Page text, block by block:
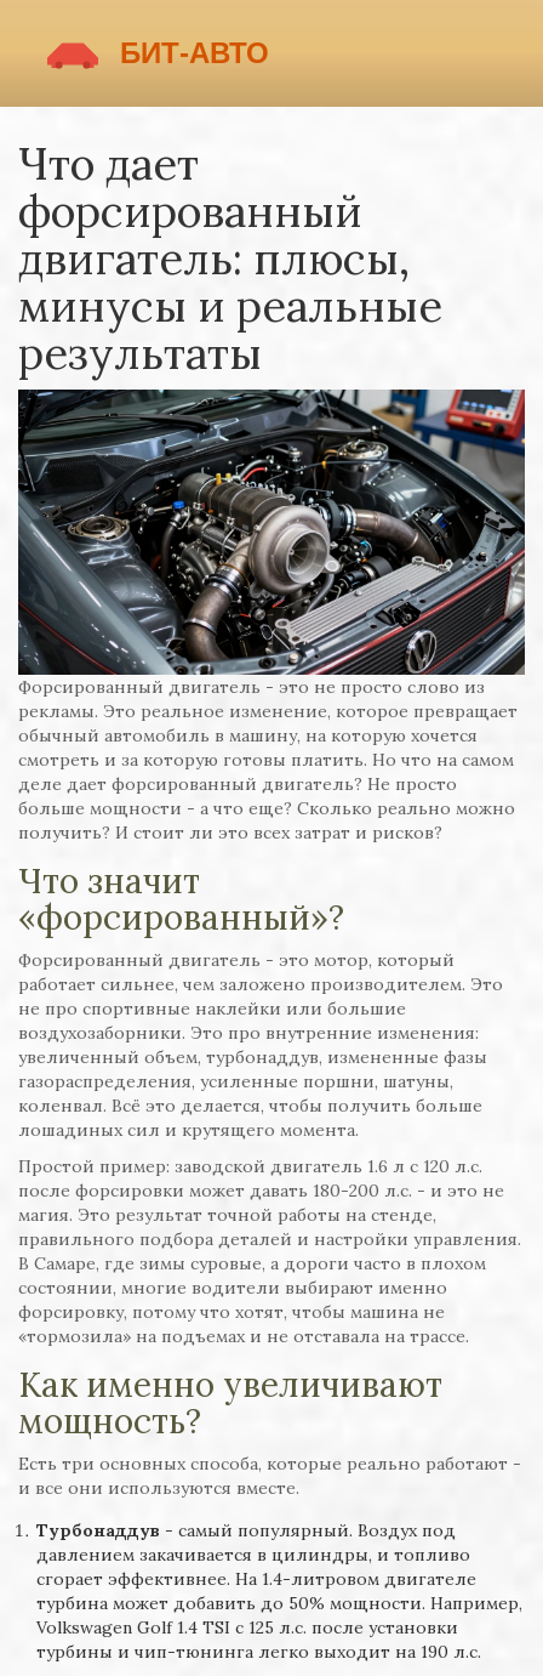
Что дает
форсированный
двигатель: плюсы,
минусы и реальные
результаты
Форсированный двигатель - это не просто слово из
рекламы. Это реальное изменение, которое превращает
обычный автомобиль в машину, на которую хочется
смотреть и за которую готовы платить. Но что на самом
деле дает форсированный двигатель? Не просто
больше мощности - а что еще? Сколько реально можно
получить? И стоит ли это всех затрат и рисков?
Что значит
«форсированный»?
Форсированный двигатель - это мотор, который
работает сильнее, чем заложено производителем. Это
не про спортивные наклейки или большие
воздухозаборники. Это про внутренние изменения:
увеличенный объем, турбонаддув, измененные фазы
газораспределения, усиленные поршни, шатуны,
коленвал. Всё это делается, чтобы получить больше
лошадиных сил и крутящего момента.
Простой пример: заводской двигатель 1.6 л с 120 л.с.
после форсировки может давать 180-200 л.с. - и это не
магия. Это результат точной работы на стенде,
правильного подбора деталей и настройки управления.
В Самаре, где зимы суровые, а дороги часто в плохом
состоянии, многие водители выбирают именно
форсировку, потому что хотят, чтобы машина не
«тормозила» на подъемах и не отставала на трассе.
Как именно увеличивают
мощность?
Есть три основных способа, которые реально работают -
и все они используются вместе.
Турбонаддув - самый популярный. Воздух под
давлением закачивается в цилиндры, и топливо
сгорает эффективнее. На 1.4-литровом двигателе
турбина может добавить до 50% мощности. Например,
Volkswagen Golf 1.4 TSI с 125 л.с. после установки
турбины и чип-тюнинга легко выходит на 190 л.с.